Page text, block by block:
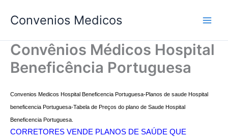
para
conteúdo
Convenios Medicos
Convênios Médicos Hospital
Beneficência Portuguesa
Convenios Medicos Hospital Beneficencia Portuguesa-Planos de saude Hospital
beneficencia Portuguesa-Tabela de Preços do plano de Saude Hospital
Beneficencia Portuguesa.
CORRETORES VENDE PLANOS DE SAÚDE QUE